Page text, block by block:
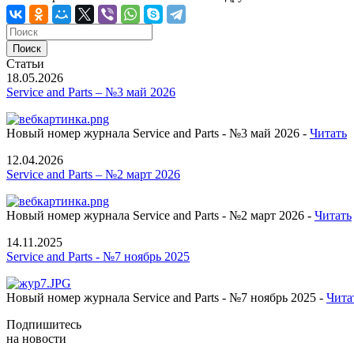
Статьи
18.05.2026
Service and Parts – №3 май 2026
Новый номер журнала Service and Parts - №3 май 2026 - Читать
12.04.2026
Service and Parts – №2 март 2026
Новый номер журнала Service and Parts - №2 март 2026 - Читать
14.11.2025
Service and Parts - №7 ноябрь 2025
Новый номер журнала Service and Parts - №7 ноябрь 2025 -
Подпишитесь
на новости